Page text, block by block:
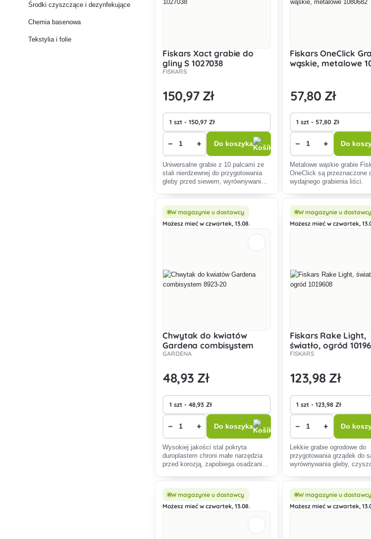
Środki czyszczące i dezynfekujące
Chemia basenowa
Tekstylia i folie
Fiskars Xact grabie do
gliny S 1027038
FISKARS
150,97 Zł
− + Do koszyka
Uniwersalne grabie z 10 palcami ze
stali nierdzewnej do przygotowania
gleby przed siewem, wyrównywania
mulczowanie.
Fiskars OneClick
wąskie, metalowe
57,80 Zł
− + Do
Metalowe wąskie grabie
OneClick są przeznaczone
wydajnego grabienia liści.
W magazynie u dostawcy
Możesz mieć w czwartek, 13.08.
Chwytak do kwiatów
Gardena combisystem
8923-20
GARDENA
48,93 Zł
− + Do koszyka
Wysokiej jakości stal pokryta
duroplastem chroni małe narzędzia
przed korozją, zapobiega osadzaniu
W magazynie u dostawcy
Możesz mieć w czwartek,
Fiskars Rake Light,
światło, ogród
FISKARS
123,98 Zł
− + Do
Lekkie grabie ogrodowe do
przygotowania grządek do
wyrównywania gleby,
W magazynie u dostawcy
Możesz mieć w czwartek, 13.08.
W magazynie u dostawcy
Możesz mieć w czwartek,